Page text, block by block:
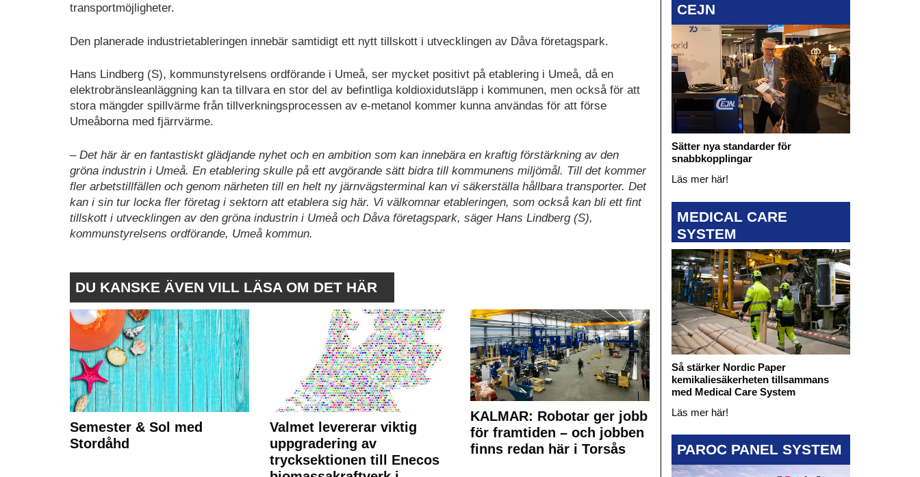
transportmöjligheter.
Den planerade industrietableringen innebär samtidigt ett nytt tillskott i utvecklingen av Dåva företagspark.
Hans Lindberg (S), kommunstyrelsens ordförande i Umeå, ser mycket positivt på etablering i Umeå, då en
elektrobränsleanläggning kan ta tillvara en stor del av befintliga koldioxidutsläpp i kommunen, men också för att
stora mängder spillvärme från tillverkningsprocessen av e-metanol kommer kunna användas för att förse
Umeåborna med fjärrvärme.
– Det här är en fantastiskt glädjande nyhet och en ambition som kan innebära en kraftig förstärkning av den
gröna industrin i Umeå. En etablering skulle på ett avgörande sätt bidra till kommunens miljömål. Till det kommer
fler arbetstillfällen och genom närheten till en helt ny järnvägsterminal kan vi säkerställa hållbara transporter. Det
kan i sin tur locka fler företag i sektorn att etablera sig här. Vi välkomnar etableringen, som också kan bli ett fint
tillskott i utvecklingen av den gröna industrin i Umeå och Dåva företagspark, säger Hans Lindberg (S),
kommunstyrelsens ordförande, Umeå kommun.
DU KANSKE ÄVEN VILL LÄSA OM DET HÄR
Semester & Sol med
Stordåhd
Valmet levererar viktig
uppgradering av
trycksektionen till Enecos
KALMAR: Robotar ger jobb
för framtiden – och jobben
finns redan här i Torsås
CEJN
Sätter nya standarder för
snabbkopplingar
Läs mer här!
MEDICAL CARE
SYSTEM
Så stärker Nordic Paper
kemikaliesäkerheten tillsammans
med Medical Care System
Läs mer här!
PAROC PANEL SYSTEM